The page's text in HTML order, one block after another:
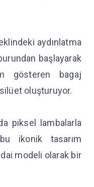
aydınlatma
başlayarak
gösteren bagaj
oluşturuyor.
piksel lambalarla
ikonik tasarım
modeli olarak bir